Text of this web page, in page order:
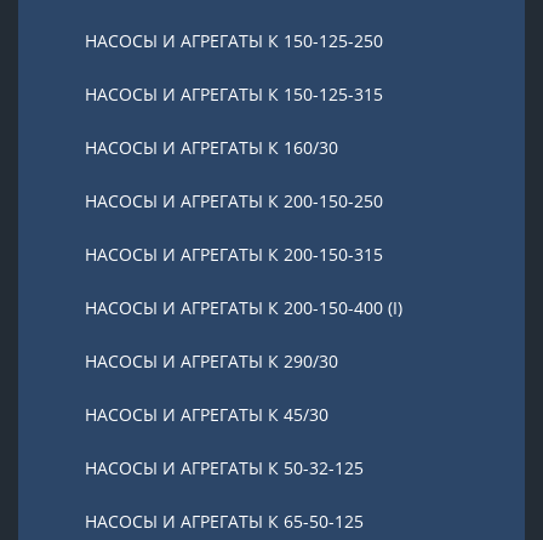
НАСОСЫ И АГРЕГАТЫ К 150-125-250
НАСОСЫ И АГРЕГАТЫ К 150-125-315
НАСОСЫ И АГРЕГАТЫ К 160/30
НАСОСЫ И АГРЕГАТЫ К 200-150-250
НАСОСЫ И АГРЕГАТЫ К 200-150-315
НАСОСЫ И АГРЕГАТЫ К 200-150-400 (I)
НАСОСЫ И АГРЕГАТЫ К 290/30
НАСОСЫ И АГРЕГАТЫ К 45/30
НАСОСЫ И АГРЕГАТЫ К 50-32-125
НАСОСЫ И АГРЕГАТЫ К 65-50-125